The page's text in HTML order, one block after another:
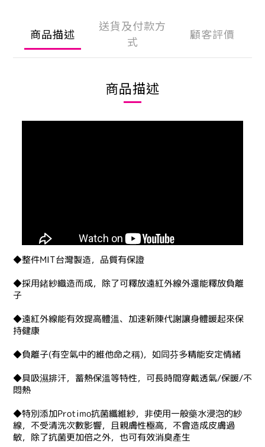
商品描述
送貨及付款方
式
顧客評價
商品描述
◆整件MIT台灣製造，品質有保證
◆採用鍺紗織造而成，除了可釋放遠紅外線外還能釋放負離
子
◆遠紅外線能有效提高體溫、加速新陳代謝讓身體暖起來保
持健康
◆負離子(有空氣中的維他命之稱)，如同芬多精能安定情緒
◆具吸濕排汗，蓄熱保溫等特性，可長時間穿戴透氣/保暖/不
悶熱
◆特別添加Protimo抗菌纖維紗，非使用一般藥水浸泡的紗
線，不受清洗次數影響，且親膚性極高，不會造成皮膚過
敏，除了抗菌更加倍之外，也可有效消臭產生